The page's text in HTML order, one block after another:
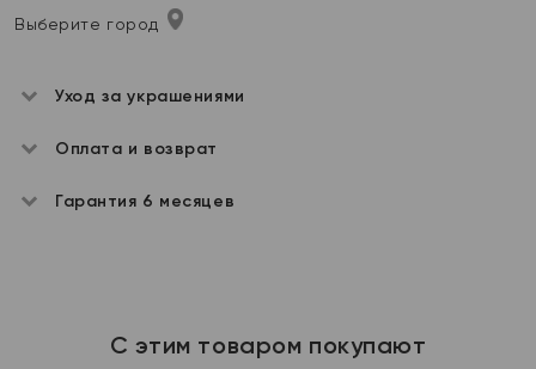
Выберите город
Уход за украшениями
Оплата и возврат
Гарантия 6 месяцев
С этим товаром покупают